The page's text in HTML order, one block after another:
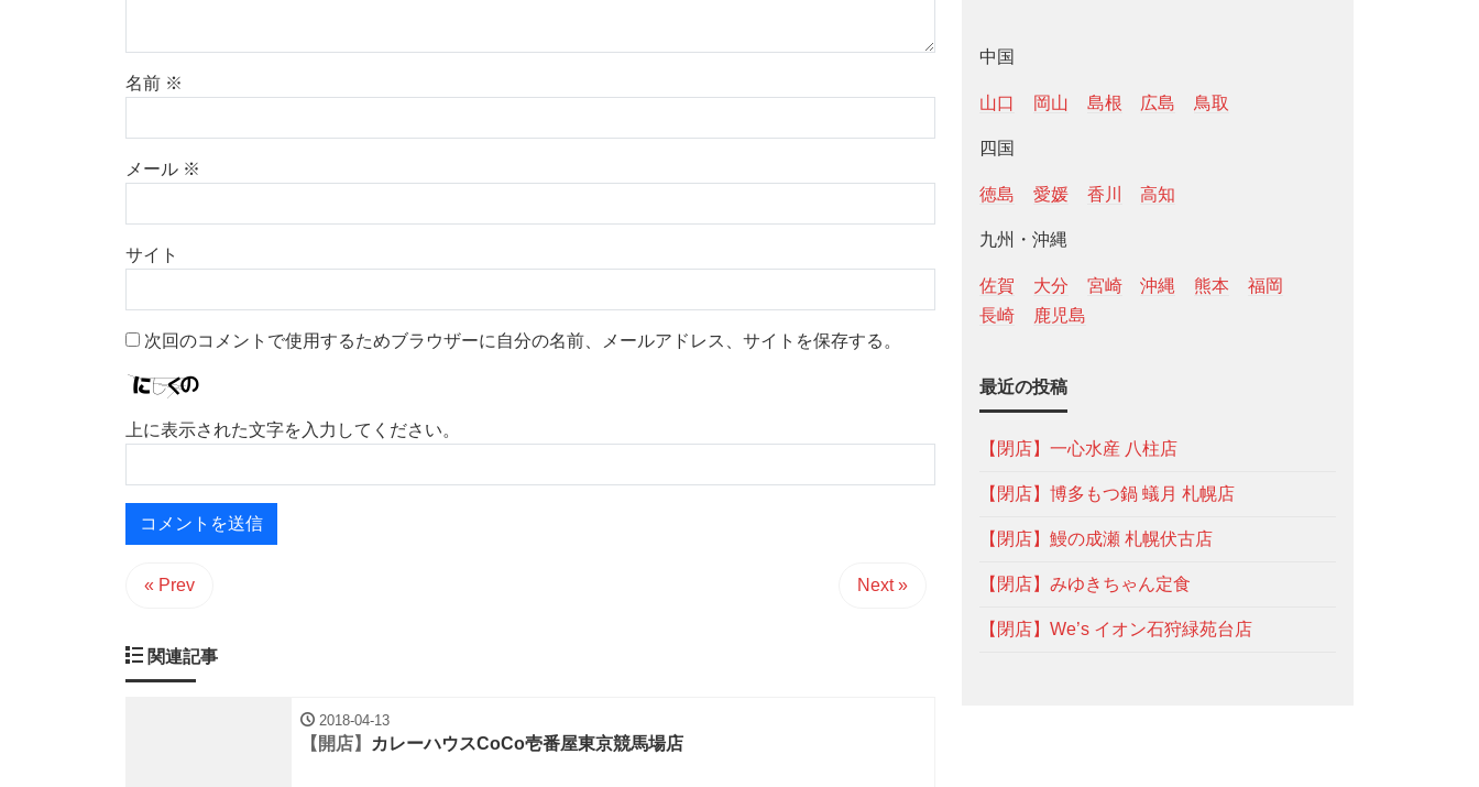
名前 ※
メール ※
サイト
次回のコメントで使用するためブラウザーに自分の名前、メールアドレス、サイトを保存する。
上に表示された文字を入力してください。
« Prev Next »
関連記事
2018-04-13
【開店】 カレーハウスCoCo壱番屋東京競馬場店
中国
山口 岡山 島根 広島 鳥取
四国
徳島 愛媛 香川 高知
九州・沖縄
佐賀 大分 宮崎 沖縄 熊本
福岡
長崎
鹿児島
最近の投稿
【閉店】一心水産 八柱店
【閉店】博多もつ鍋 蟻月 札幌店
【閉店】鰻の成瀬 札幌伏古店
【閉店】みゆきちゃん定食
【閉店】We’s イオン石狩緑苑台店